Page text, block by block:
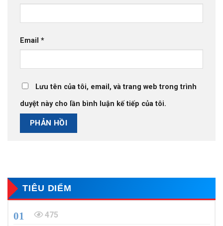
Email *
Lưu tên của tôi, email, và trang web trong trình
duyệt này cho lần bình luận kế tiếp của tôi.
TIÊU DIỂM
475